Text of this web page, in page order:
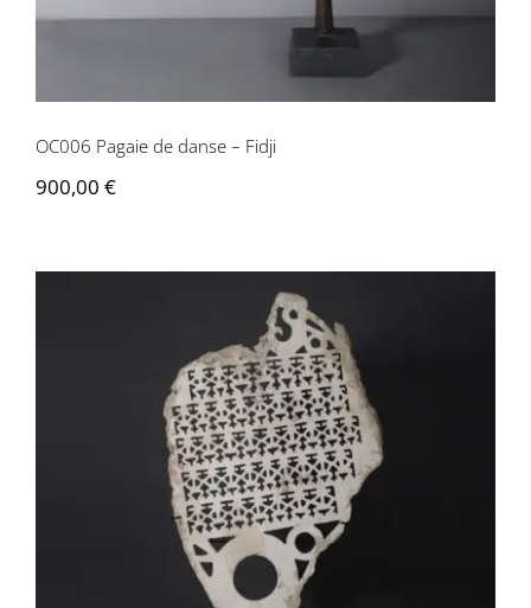
OC006 Pagaie de danse – Fidji
900,00 €
OC016 Mbarava – Îles Salomon